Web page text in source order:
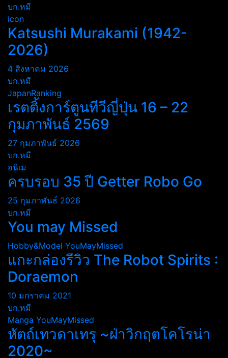
บก.หมี
icon
Katsushi Murakami (1942-
2026)
4 สิงหาคม 2026
บก.หมี
JapanRanking
เรตติ้งการ์ตูนทีวีญี่ปุ่น 16 – 22
กุมภาพันธ์ 2569
27 กุมภาพันธ์ 2026
บก.หมี
อนิเม
ครบรอบ 35 ปี Getter Robo Go
25 กุมภาพันธ์ 2026
บก.หมี
You may Missed
Hobby&Model YouMayMissed
แกะกล่องรีวิว The Robot Spirits :
Doraemon
10 มกราคม 2021
บก.หมี
Manga YouMayMissed
หัตถ์เทวดาเทรุ ~ฝ่าวิกฤตโคโรน่า
2020~